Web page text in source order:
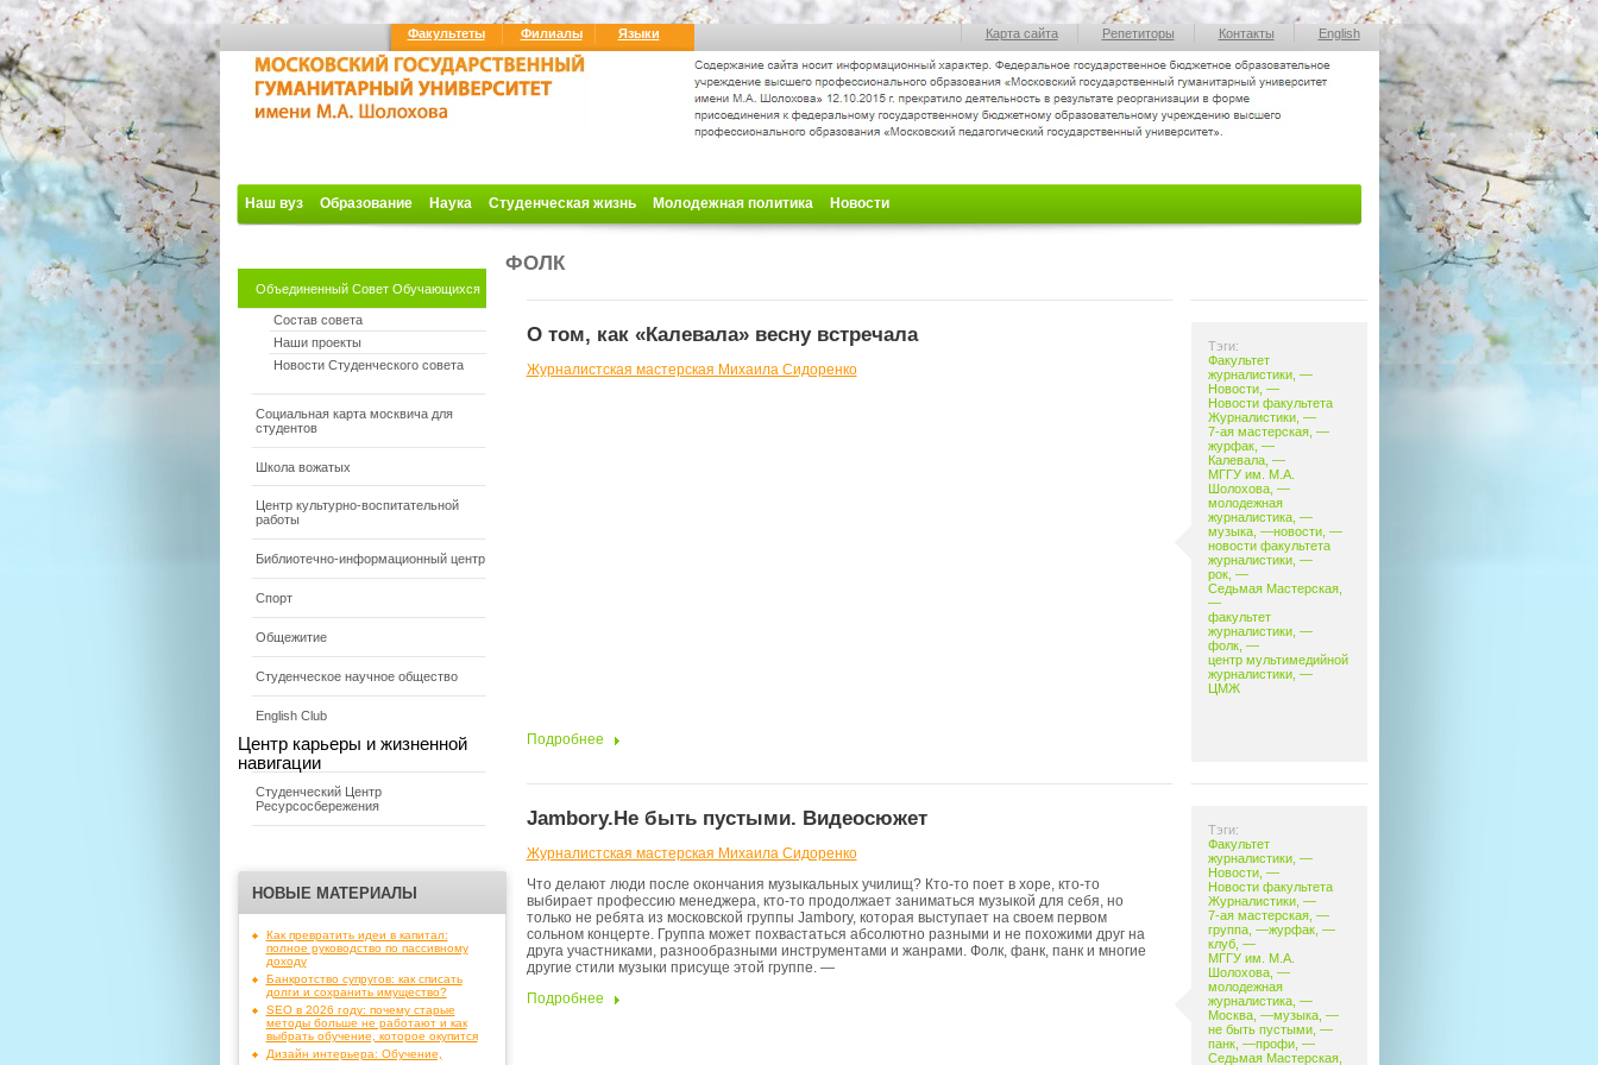
Факультеты Филиалы Языки Карта сайта Репетиторы Контакты English
Наш вуз Образование Наука Студенческая жизнь Молодежная политика Новости
Объединенный Совет Обучающихся
Состав совета
Наши проекты
Новости Студенческого совета
Социальная карта москвича для
студентов
Школа вожатых
Центр культурно-воспитательной
работы
Библиотечно-информационный центр
Спорт
Общежитие
Студенческое научное общество
English Club
Центр карьеры и жизненной
навигации
Студенческий Центр
Ресурсосбережения
НОВЫЕ МАТЕРИАЛЫ
Как превратить идеи в капитал:
полное руководство по пассивному
доходу
Банкротство супругов: как списать
долги и сохранить имущество?
SEO в 2026 году: почему старые
методы больше не работают и как
выбрать обучение, которое окупится
Дизайн интерьера: Обучение,
ФОЛК
Тэги:
Факультет
журналистики, —
Новости, —
Новости факультета
Журналистики, —
7-ая мастерская, —
журфак, —
Калевала, —
МГГУ им. М.А.
Шолохова, —
молодежная
журналистика, —
музыка, —новости, —
новости факультета
журналистики, —
рок, —
Седьмая Мастерская,
—
факультет
журналистики, —
фолк, —
центр мультимедийной
журналистики, —
ЦМЖ
О том, как «Калевала» весну встречала
Журналистская мастерская Михаила Сидоренко
Подробнее
Тэги:
Факультет
журналистики, —
Новости, —
Новости факультета
Журналистики, —
7-ая мастерская, —
группа, —журфак, —
клуб, —
МГГУ им. М.А.
Шолохова, —
молодежная
журналистика, —
Москва, —музыка, —
не быть пустыми, —
панк, —профи, —
Седьмая Мастерская,
Jambory.Не быть пустыми. Видеосюжет
Журналистская мастерская Михаила Сидоренко
Что делают люди после окончания музыкальных училищ? Кто-то поет в хоре, кто-то
выбирает профессию менеджера, кто-то продолжает заниматься музыкой для себя, но
только не ребята из московской группы Jambory, которая выступает на своем первом
сольном концерте. Группа может похвастаться абсолютно разными и не похожими друг на
друга участниками, разнообразными инструментами и жанрами. Фолк, фанк, панк и многие
другие стили музыки присуще этой группе. —
Подробнее